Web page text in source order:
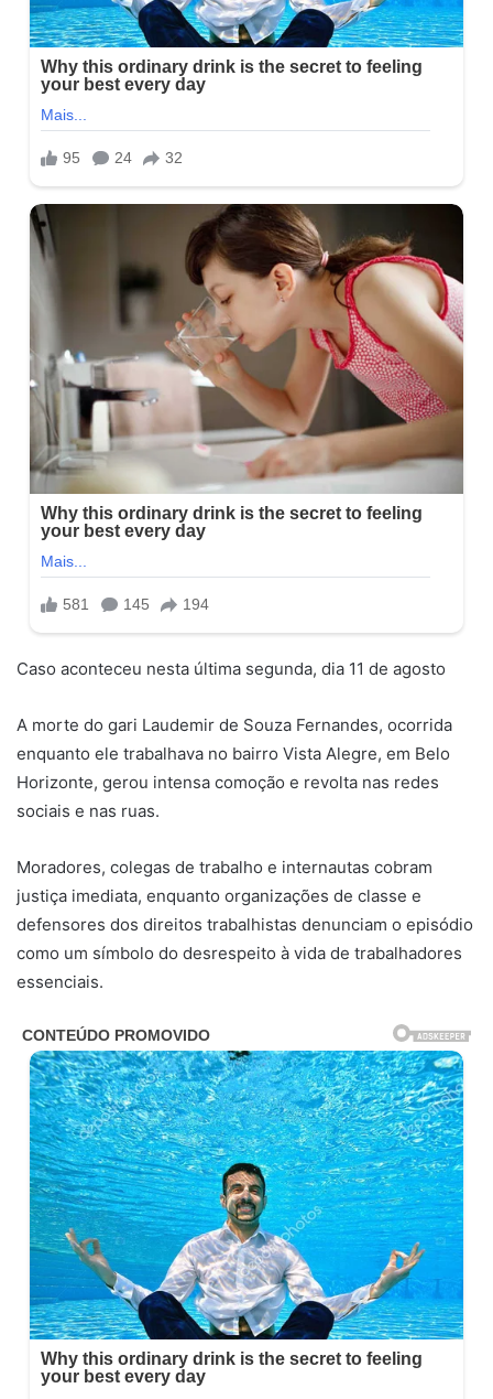
Caso aconteceu nesta última segunda, dia 11 de agosto
A morte do gari Laudemir de Souza Fernandes, ocorrida
enquanto ele trabalhava no bairro Vista Alegre, em Belo
Horizonte, gerou intensa comoção e revolta nas redes
sociais e nas ruas.
Moradores, colegas de trabalho e internautas cobram
justiça imediata, enquanto organizações de classe e
defensores dos direitos trabalhistas denunciam o episódio
como um símbolo do desrespeito à vida de trabalhadores
essenciais.